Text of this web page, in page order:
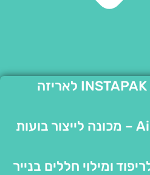
מערכות INSTAPAK לאריזה
Air Force – מכונה לייצור בועות
ומילוי חללים בנייר